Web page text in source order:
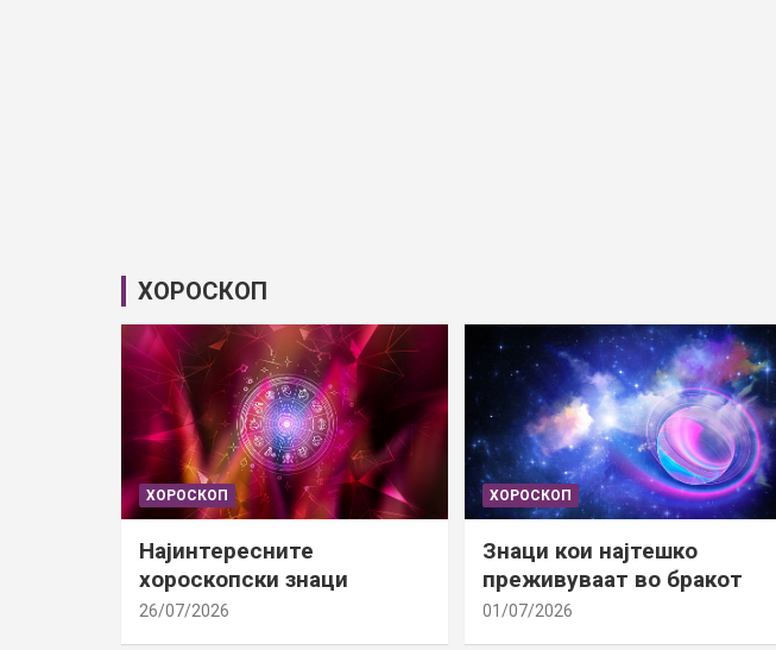
ХОРОСКОП
ХОРОСКОП
Најинтересните
хороскопски знаци
26/07/2026
ХОРОСКОП
Знаци кои најтешко
преживуваат во бракот
01/07/2026